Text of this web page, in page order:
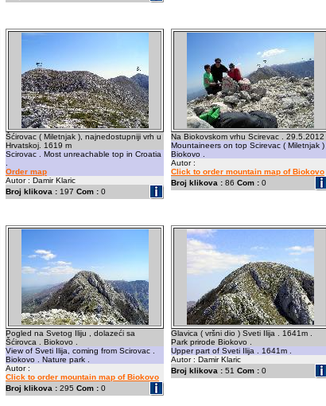
Šćirovac ( Miletnjak ), najnedostupniji vrh u
Hrvatskoj. 1619 m
Scirovac . Most unreachable top in Croatia
Order map
Autor : Damir Klaric
Broj klikova : 197 Com : 0
Na Biokovskom vrhu Scirevac . 29.5.2012
Mountaineers on top Scirevac ( Miletnjak ) .
Biokovo .
Autor :
Click to order mountain map of Biokovo
Broj klikova : 86 Com : 0
Pogled na Svetog Iliju , dolazeći sa
Šćirovca . Biokovo .
View of Sveti Ilija, coming from Scirovac .
Biokovo . Nature park .
Autor :
Click to order mountain map of Biokovo
Broj klikova : 295 Com : 0
Glavica ( vršni dio ) Sveti Ilija . 1641m .
Park prirode Biokovo .
Upper part of Sveti Ilija . 1641m .
Autor : Damir Klaric
Broj klikova : 51 Com : 0